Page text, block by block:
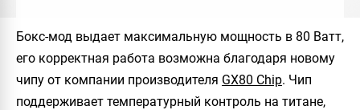
Бокс-мод выдает максимальную мощность в 80 Ватт,
его корректная работа возможна благодаря новому
чипу от компании производителя GX80 Chip. Чип
поддерживает температурный контроль на титане,